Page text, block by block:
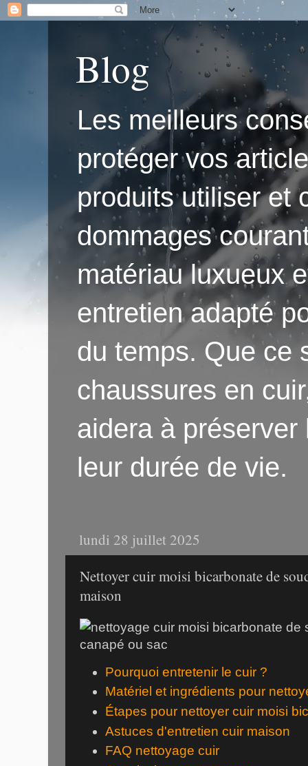
Blog
Les meilleurs
protéger vos
produits utiliser et
dommages
matériau luxueux
entretien adapté
du temps. Que ce
chaussures en
aidera à
leur durée de vie.
lundi 28 juillet 2025
Nettoyer cuir moisi bicarbonate de
maison
Pourquoi entretenir le cuir ?
Matériel et ingrédients pour
Étapes pour nettoyer cuir moisi
Astuces d'entretien cuir maison
FAQ nettoyage cuir